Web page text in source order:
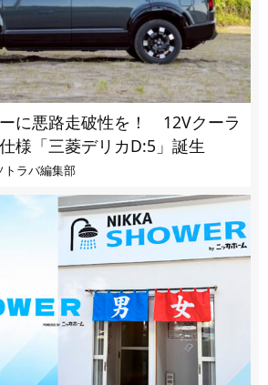
に悪路走破性を！ 12Vクーラ
様「三菱デリカD:5」誕生
トラバ編集部